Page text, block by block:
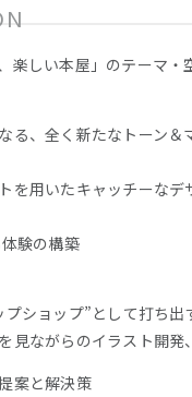
楽しい本屋」のテーマ
る、全く新たなトーン＆
を用いたキャッチーなデ
験の構築
プショップ”として打ち
見ながらのイラスト開発
案と解決策